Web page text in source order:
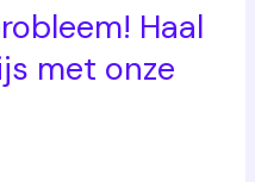
Haal
met onze